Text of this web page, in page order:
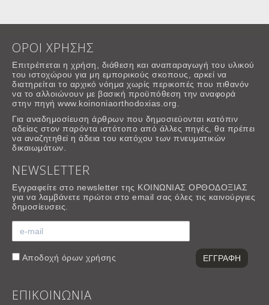
ΟΡΟΙ ΧΡΗΣΗΣ
Επιτρέπεται η χρήση, διάθεση και αναπαραγωγή του υλικού
του ιστοχώρου για μη εμπορικούς σκοπους, αρκεί να
διατηρείται το αρχικό νόημα χωρίς περικοπές που πιθανόν
να το αλλοιώνουν με βασική προϋπόθεση την αναφορά
στην πηγή www.koinoniaorthodoxias.org.
Για αναδημοσίευση άρθρων που δημοσιεύονται κατόπιν
αδείας στον παρόντα ιστότοπο από άλλες πηγές, θα πρέπει
να αναζητηθεί η άδεια του κατόχου των πνευματικών
δικαιωμάτων.
NEWSLETTER
Εγγραφείτε στο newsletter της ΚΟΙΝΩΝΙΑΣ ΟΡΘΟΔΟΞΙΑΣ
για να λαμβάνετε πρώτοι στο email σας όλες τις καινούργιες
δημοσίευσεις.
Αποδοχή όρων χρήσης
ΕΠΙΚΟΙΝΩΝΙΑ